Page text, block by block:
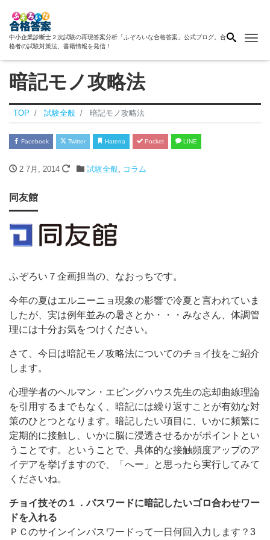
中小企業診断士２次試験の再現答案分析「ふぞろいな合格答案」公式ブログ。合
格者の試験対策法、書籍情報を発信！
暗記モノ攻略法
TOP 試験全般 暗記モノ攻略法
Facebook Twitter Hatena Pocket LINE
2 7月, 2014 試験全般, コラム
同友館
ふぞろい７企画担当の、なおっちです。
今年の夏はエルニーニョ現象の影響で冷夏と言われていま
したが、実は例年並みの暑さとか・・・みなさん、体調管
理には十分お気をつけください。
さて、今日は暗記モノ攻略法についてのチョイ技をご紹介
します。
心理学者のヘルマン・エピングハウス先生の忘却曲線理論
を引用するまでもなく、暗記には繰り返すことが有効な対
策のひとつとなります。暗記したい項目に、いかに頻繁に
定期的に接触し、いかに脳に浸透させるかがポイントとい
うことです。ということで、具体的な接触頻度アップのア
イデアを挙げますので、「へー」と思ったら実行してみて
くださいね。
チョイ技その１．パスワードに暗記したいゴロ合わせワー
ドを入れる
ＰＣのサインインパスワードって一日何回入力します？3